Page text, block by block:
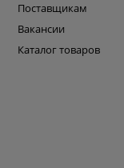
Поставщикам
Вакансии
Каталог товаров